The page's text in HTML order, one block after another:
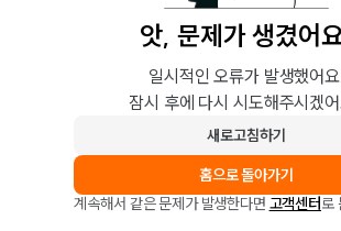
앗, 문제가 생겼어
일시적인 오류가 발생했어요.
잠시 후에 다시 시도해주시겠
새로고침하기
홈으로 돌아가기
계속해서 같은 문제가 발생한다면 고객센터로